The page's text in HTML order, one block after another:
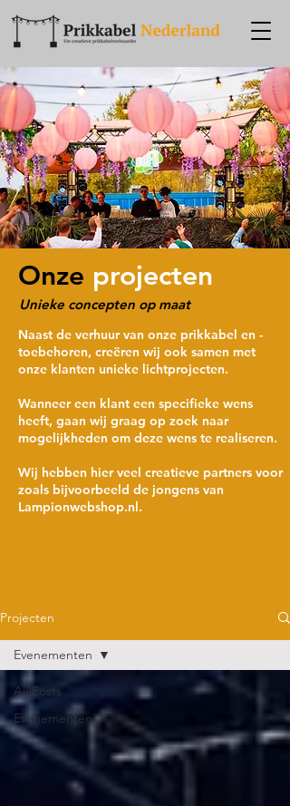
Onze projecten
Unieke concepten op maat
Naast de verhuur van onze prikkabel en -
toebehoren, creëren wij ook samen met
onze klanten unieke lichtprojecten.
Wanneer een klant een specifieke wens
heeft, gaan wij graag op zoek naar
mogelijkheden om deze wens te realiseren.
Wij hebben hier veel creatieve partners voor
zoals bijvoorbeeld de jongens van
Lampionwebshop.nl.
Projecten
All Posts
Evenementen
Evenementen